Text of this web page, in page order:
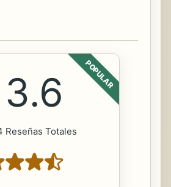
POPULAR
3.6
Reseñas Totales